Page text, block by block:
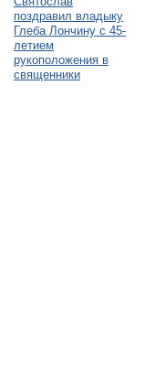
поздравил владыку
Глеба Лончину с 45-
летием
рукоположения в
священники